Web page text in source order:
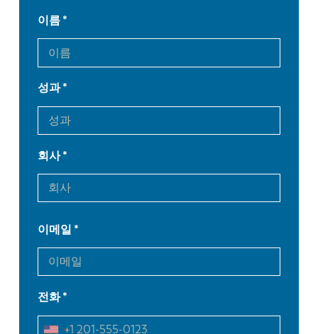
이름
성과
회사
이메일
전화
EN